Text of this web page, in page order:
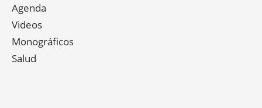
Agenda
Videos
Monográficos
Salud